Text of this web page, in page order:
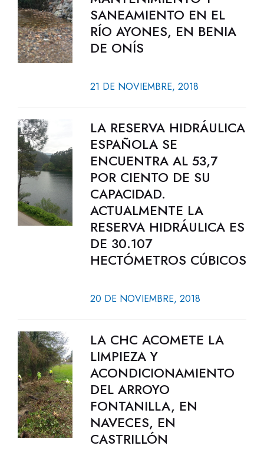
SANEAMIENTO EN EL
RÍO AYONES, EN BENIA
DE ONÍS
21 DE NOVIEMBRE, 2018
LA RESERVA HIDRÁULICA
ESPAÑOLA SE
ENCUENTRA AL 53,7
POR CIENTO DE SU
CAPACIDAD.
ACTUALMENTE LA
RESERVA HIDRÁULICA ES
DE 30.107
HECTÓMETROS CÚBICOS
20 DE NOVIEMBRE, 2018
LA CHC ACOMETE LA
LIMPIEZA Y
ACONDICIONAMIENTO
DEL ARROYO
FONTANILLA, EN
NAVECES, EN
CASTRILLÓN